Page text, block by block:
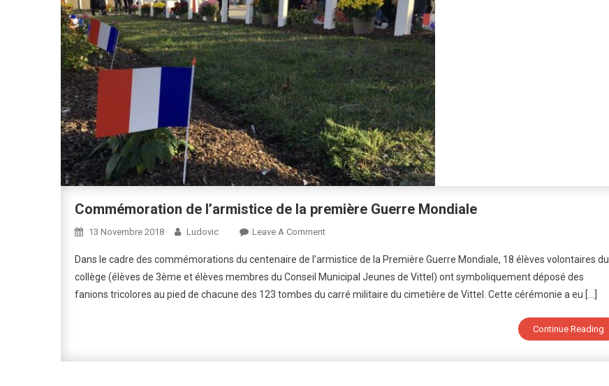
Commémoration de l’armistice de la première Guerre Mondiale
13 Novembre 2018 Ludovic Leave A CommentOn
De
L’armistice
De
Dans le cadre des commémorations du centenaire de l’armistice de la Première Guerre Mondiale, 18 élèves volontaires du
collège (élèves de 3ème et élèves membres du Conseil Municipal Jeunes de Vittel) ont symboliquement déposé des
fanions tricolores au pied de chacune des 123 tombes du carré militaire du cimetière de Vittel. Cette cérémonie a eu […]
Continue Reading